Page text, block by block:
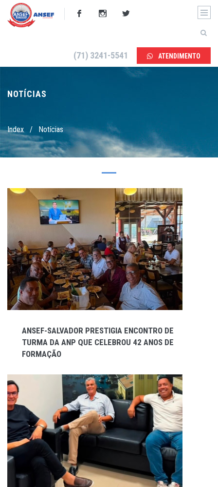
(71) 3241-5541 ATENDIMENTO
NOTÍCIAS
Index / Notícias
ANSEF-SALVADOR PRESTIGIA ENCONTRO DE
TURMA DA ANP QUE CELEBROU 42 ANOS DE
FORMAÇÃO